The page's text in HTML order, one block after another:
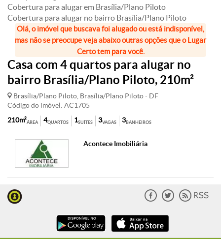
Cobertura para alugar em Brasília/Plano Piloto
Cobertura para alugar no bairro Brasília/Plano Piloto
Olá, o imóvel que buscava foi alugado ou está indisponível,
mas não se preocupe veja abaixo outras opções que o Lugar
Certo tem para você.
Casa com 4 quartos para alugar no
bairro Brasília/Plano Piloto, 210m²
Brasília/Plano Piloto, Brasília/Plano Piloto - DF
Código do imóvel: AC1705
ÁREA
210m² QUARTOS
4 SUÍTES
1 VAGAS
3 BANHEIROS
3
Acontece Imobiliária